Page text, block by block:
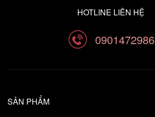
HOTLINE LIÊN HỆ
0901472986
SẢN PHẨM